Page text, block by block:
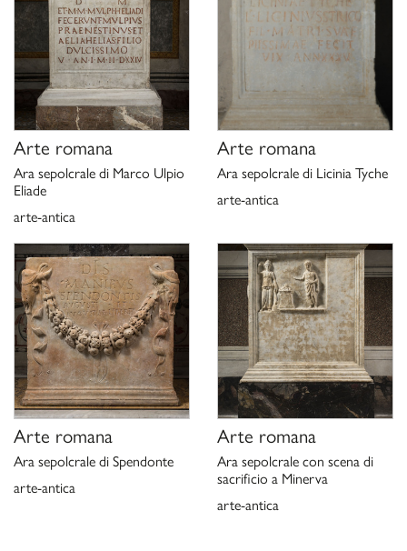
Arte romana
Ara sepolcrale di Marco Ulpio
Eliade
arte-antica
Arte romana
Ara sepolcrale di Licinia Tyche
arte-antica
Arte romana
Ara sepolcrale di Spendonte
arte-antica
Arte romana
Ara sepolcrale con scena di
sacrificio a Minerva
arte-antica